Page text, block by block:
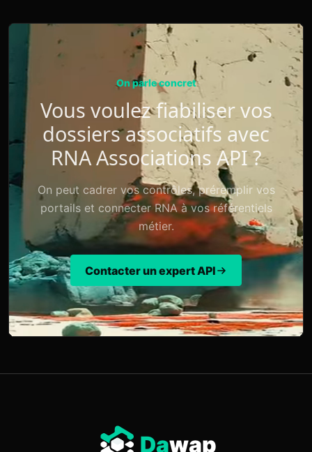
On parle concret
Vous voulez fiabiliser vos
dossiers associatifs avec
RNA Associations API ?
On peut cadrer vos contrôles, préremplir vos
portails et connecter RNA à vos référentiels
métier.
Contacter un expert API
Dawap